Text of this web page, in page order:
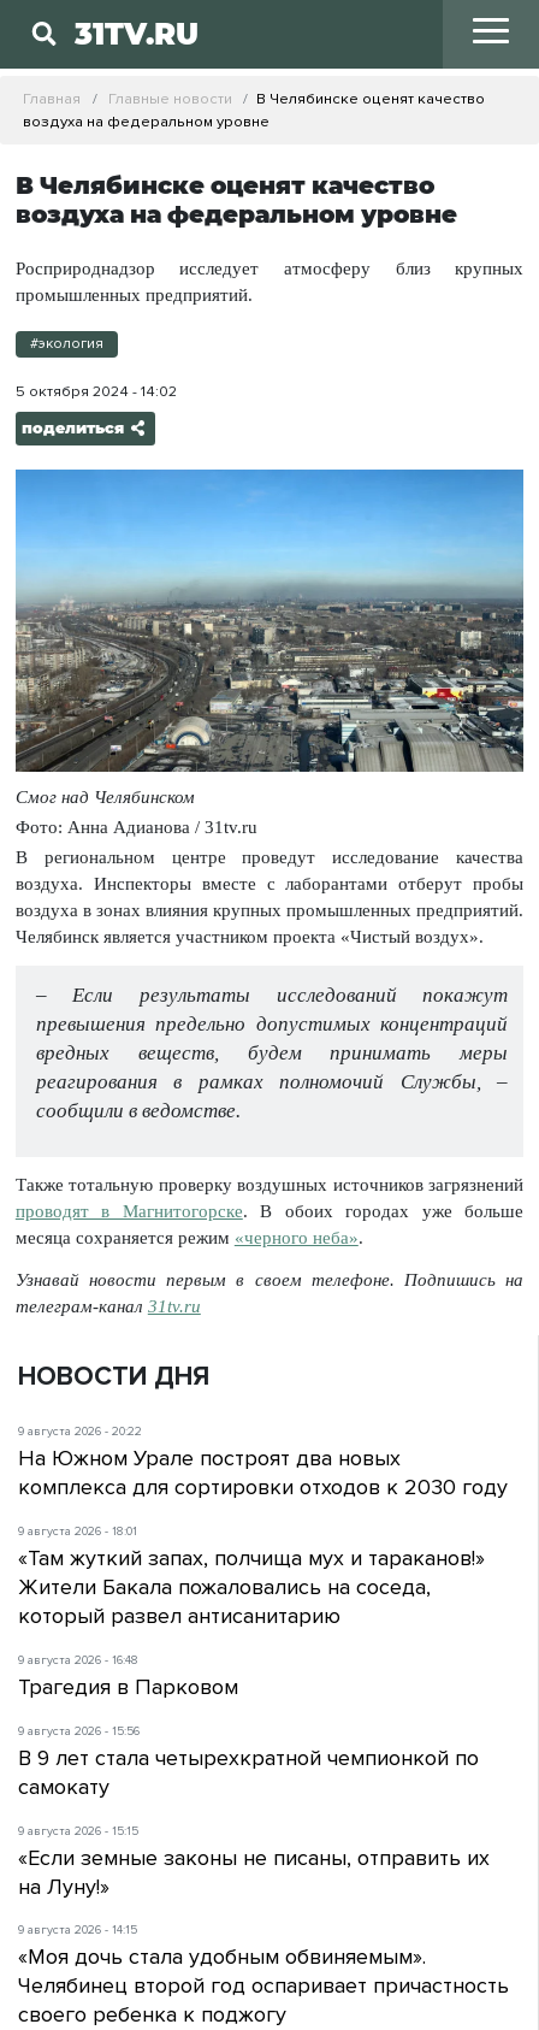
31TV.RU
Главная Главные новости
В Челябинске оценят качество
воздуха на федеральном уровне
В Челябинске оценят качество
воздуха на федеральном уровне
Росприроднадзор исследует атмосферу близ крупных
промышленных предприятий.
#экология
5 октября 2024 - 14:02
поделиться
Смог над Челябинском
Фото: Анна Адианова / 31tv.ru
В региональном центре проведут исследование качества
воздуха. Инспекторы вместе с лаборантами отберут пробы
воздуха в зонах влияния крупных промышленных предприятий.
Челябинск является участником проекта «Чистый воздух».
– Если результаты исследований покажут
превышения предельно допустимых концентраций
вредных веществ, будем принимать меры
реагирования в рамках полномочий Службы, –
сообщили в ведомстве.
Также тотальную проверку воздушных источников загрязнений
проводят в Магнитогорске. В обоих городах уже больше
месяца сохраняется режим «черного неба».
Узнавай новости первым в своем телефоне. Подпишись на
телеграм-канал 31tv.ru
НОВОСТИ ДНЯ
9 августа 2026 - 20:22
На Южном Урале построят два новых
комплекса для сортировки отходов к 2030 году
9 августа 2026 - 18:01
«Там жуткий запах, полчища мух и тараканов!»
Жители Бакала пожаловались на соседа,
который развел антисанитарию
9 августа 2026 - 16:48
Трагедия в Парковом
9 августа 2026 - 15:56
В 9 лет стала четырехкратной чемпионкой по
самокату
9 августа 2026 - 15:15
«Если земные законы не писаны, отправить их
на Луну!»
9 августа 2026 - 14:15
«Моя дочь стала удобным обвиняемым».
Челябинец второй год оспаривает причастность
своего ребенка к поджогу